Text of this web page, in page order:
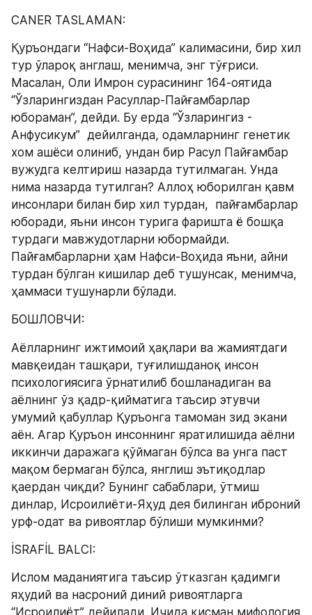
CANER TASLAMAN:
Қуръондаги “Нафси-Воҳида” калимасини, бир хил
тур ўлароқ англаш, менимча, энг тўғриси.
Масалан, Оли Имрон сурасининг 164-оятида
“Ўзларингиздан Расуллар-Пайғамбарлар
юбораман”, дейди. Бу ерда “Ўзларингиз -
Анфусикум”  дейилганда, одамларнинг генетик
хом ашёси олиниб, ундан бир Расул Пайғамбар
вужудга келтириш назарда тутилмаган. Унда
нима назарда тутилган? Aллоҳ юборилган қавм
инсонлари билан бир хил турдан,  пайғамбарлар
юборади, яъни инсон турига фаришта ё бошқа
турдаги мавжудотларни юбормайди.
Пайғамбарларни ҳам Нафси-Воҳида яъни, айни
турдан бўлган кишилар деб тушунсак, менимча,
ҳаммаси тушунарли бўлади.
БОШЛОВЧИ:
Аёлларнинг ижтимоий ҳақлари ва жамиятдаги
мавқеидан ташқари, туғилишданоқ инсон
психологиясига ўрнатилиб бошланадиган ва
аёлнинг ўз қадр-қийматига таъсир этувчи
умумий қабуллар Қуръонга тамоман зид экани
аён. Агар Қуръон инсоннинг яратилишида аёлни
иккинчи даражага қўймаган бўлса ва унга паст
мақом бермаган бўлса, янглиш эътиқодлар
қаердан чиқди? Бунинг сабаблари, ўтмиш
динлар, Исроилиёти-Яҳуд дея билинган иброний
урф-одат ва ривоятлар бўлиши мумкинми?
İSRAFİL BALCI:
Ислом маданиятига таъсир ўтказган қадимги
яҳудий ва насроний диний ривоятларга
“Исроилиёт” дейилади. Ичида қисман мифология